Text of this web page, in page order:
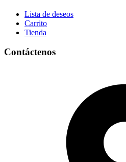
Lista de deseos
Carrito
Tienda
Contáctenos